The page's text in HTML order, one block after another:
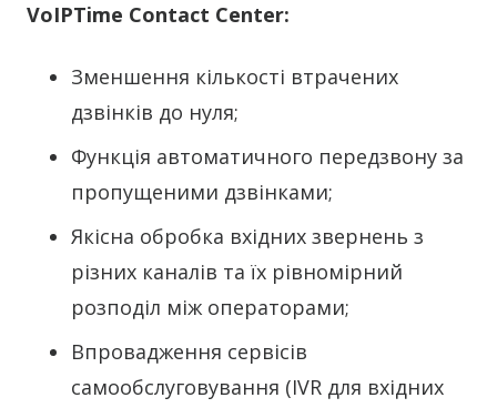
VoIPTime Contact Center:
Зменшення кількості втрачених
дзвінків до нуля;
Функція автоматичного передзвону за
пропущеними дзвінками;
Якісна обробка вхідних звернень з
різних каналів та їх рівномірний
розподіл між операторами;
Впровадження сервісів
самообслуговування (IVR для вхідних